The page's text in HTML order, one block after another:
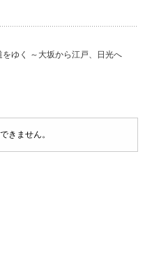
をゆく ～大坂から江戸、日光へ
きません。